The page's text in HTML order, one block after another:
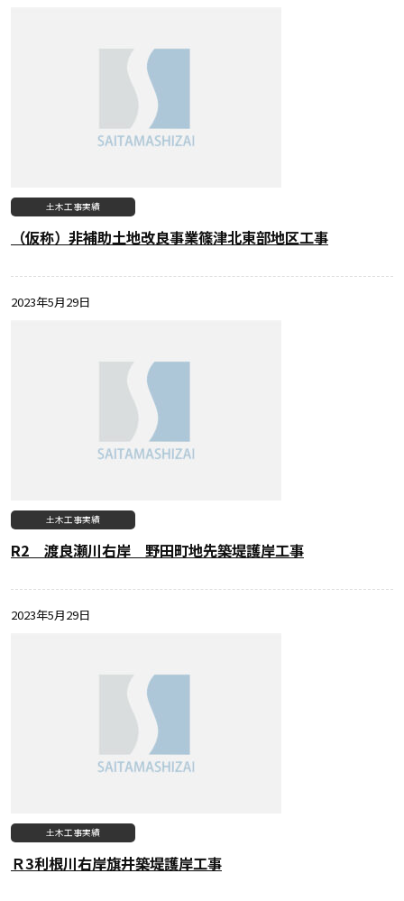
（仮称）非補助土地改良事業篠津北東部地区工事
土木工事実績
2023年5月29日
R2 渡良瀬川右岸 野田町地先築堤護岸工事
土木工事実績
2023年5月29日
Ｒ3利根川右岸旗井築堤護岸工事
土木工事実績